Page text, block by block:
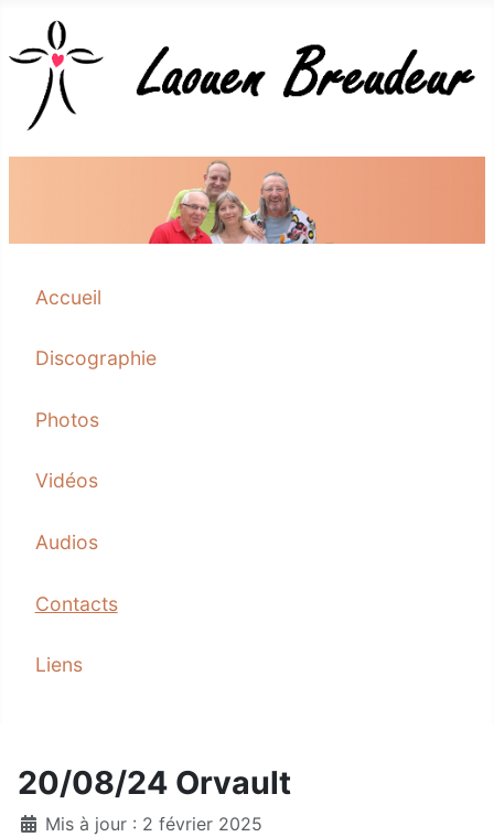
Accueil
Discographie
Photos
Vidéos
Audios
Contacts
Liens
20/08/24 Orvault
Mis à jour : 2 février 2025